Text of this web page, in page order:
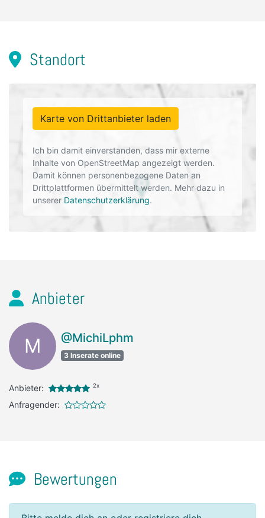
Standort
Karte von Drittanbieter laden
Ich bin damit einverstanden, dass mir externe
Inhalte von OpenStreetMap angezeigt werden.
Damit können personenbezogene Daten an
Drittplattformen übermittelt werden. Mehr dazu in
unserer Datenschutzerklärung.
Anbieter
M @MichiLphm
3 Inserate online
Anbieter: 2x
Anfragender:
Bewertungen